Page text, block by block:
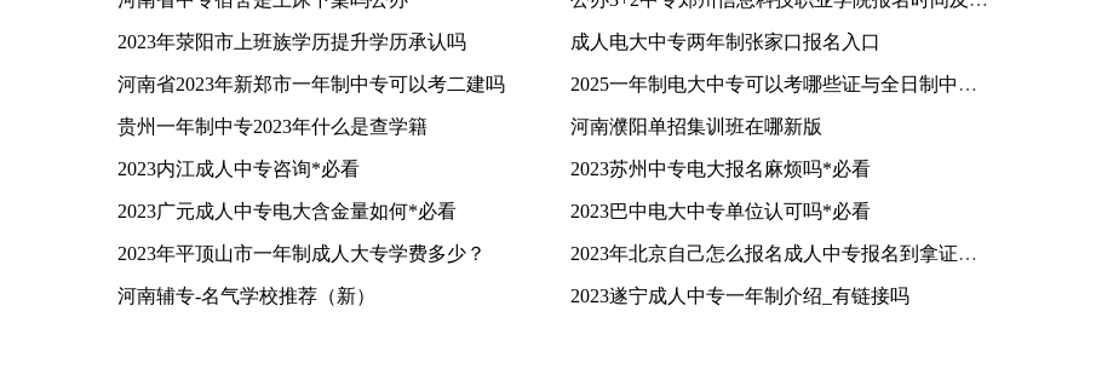
2023年荥阳市上班族学历提升学历承认吗 成人电大中专两年制张家口报名入口
河南省2023年新郑市一年制中专可以考二建吗 2025一年制电大中专可以考哪些证与全日制中专对比含金量
贵州一年制中专2023年什么是查学籍 河南濮阳单招集训班在哪新版
2023内江成人中专咨询*必看 2023苏州中专电大报名麻烦吗*必看
2023广元成人中专电大含金量如何*必看 2023巴中电大中专单位认可吗*必看
2023年平顶山市一年制成人大专学费多少？ 2023年北京自己怎么报名成人中专报名到拿证一个需要多久？
河南辅专-名气学校推荐（新） 2023遂宁成人中专一年制介绍_有链接吗